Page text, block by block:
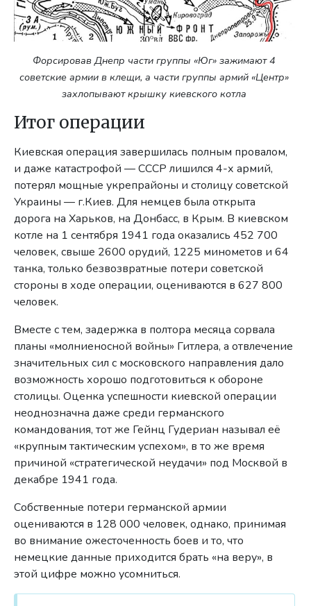
Форсировав Днепр части группы «Юг» зажимают 4
советские армии в клещи, а части группы армий «Центр»
захлопывают крышку киевского котла
Итог операции
Киевская операция завершилась полным провалом,
и даже катастрофой — СССР лишился 4-х армий,
потерял мощные укрепрайоны и столицу советской
Украины — г.Киев. Для немцев была открыта
дорога на Харьков, на Донбасс, в Крым. В киевском
котле на 1 сентября 1941 года оказались 452 700
человек, свыше 2600 орудий, 1225 минометов и 64
танка, только безвозвратные потери советской
стороны в ходе операции, оцениваются в 627 800
человек.
Вместе с тем, задержка в полтора месяца сорвала
планы «молниеносной войны» Гитлера, а отвлечение
значительных сил с московского направления дало
возможность хорошо подготовиться к обороне
столицы. Оценка успешности киевской операции
неоднозначна даже среди германского
командования, тот же Гейнц Гудериан называл её
«крупным тактическим успехом», в то же время
причиной «стратегической неудачи» под Москвой в
декабре 1941 года.
Собственные потери германской армии
оцениваются в 128 000 человек, однако, принимая
во внимание ожесточенность боев и то, что
немецкие данные приходится брать «на веру», в
этой цифре можно усомниться.